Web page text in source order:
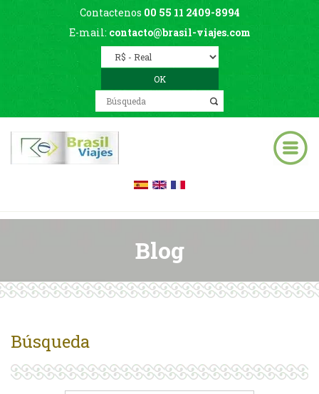
Contactenos 00 55 11 2409-8994
E-mail: contacto@brasil-viajes.com
Blog
Búsqueda